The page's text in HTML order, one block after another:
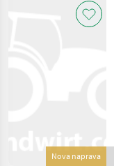
Nova naprava